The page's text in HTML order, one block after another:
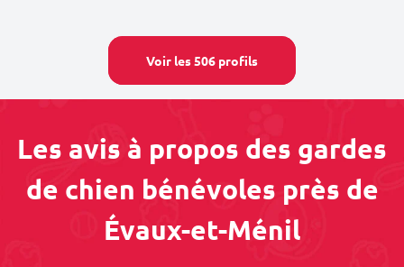
Voir les 506 profils
Les avis à propos des gardes
de chien bénévoles près de
Évaux-et-Ménil